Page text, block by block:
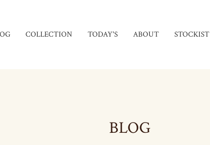
COLLECTION TODAY'S ABOUT STOCKIST
BLOG